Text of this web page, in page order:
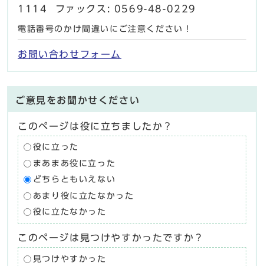
1114 ファックス: 0569-48-0229
電話番号のかけ間違いにご注意ください！
お問い合わせフォーム
ご意見をお聞かせください
このページは役に立ちましたか？
役に立った
まあまあ役に立った
どちらともいえない
あまり役に立たなかった
役に立たなかった
このページは見つけやすかったですか？
見つけやすかった